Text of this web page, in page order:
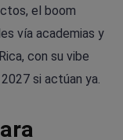
el boom
vía academias y
con su vibe
si actúan ya.